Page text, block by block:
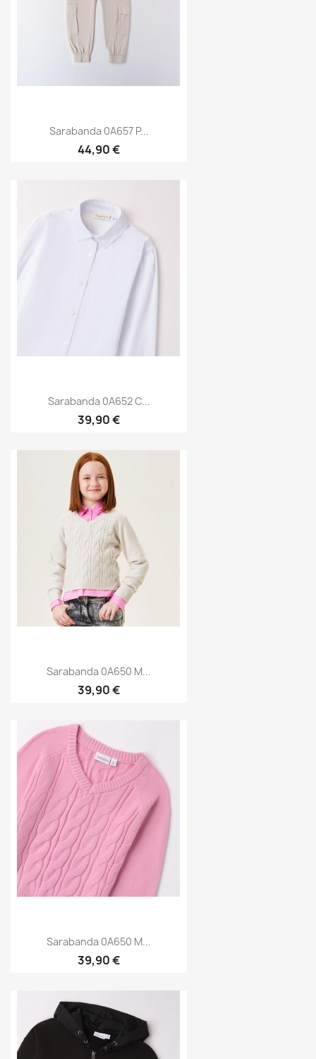
Sarabanda 0A657 P...
44,90 €
Sarabanda 0A652 C...
39,90 €
Sarabanda 0A650 M...
39,90 €
Sarabanda 0A650 M...
39,90 €